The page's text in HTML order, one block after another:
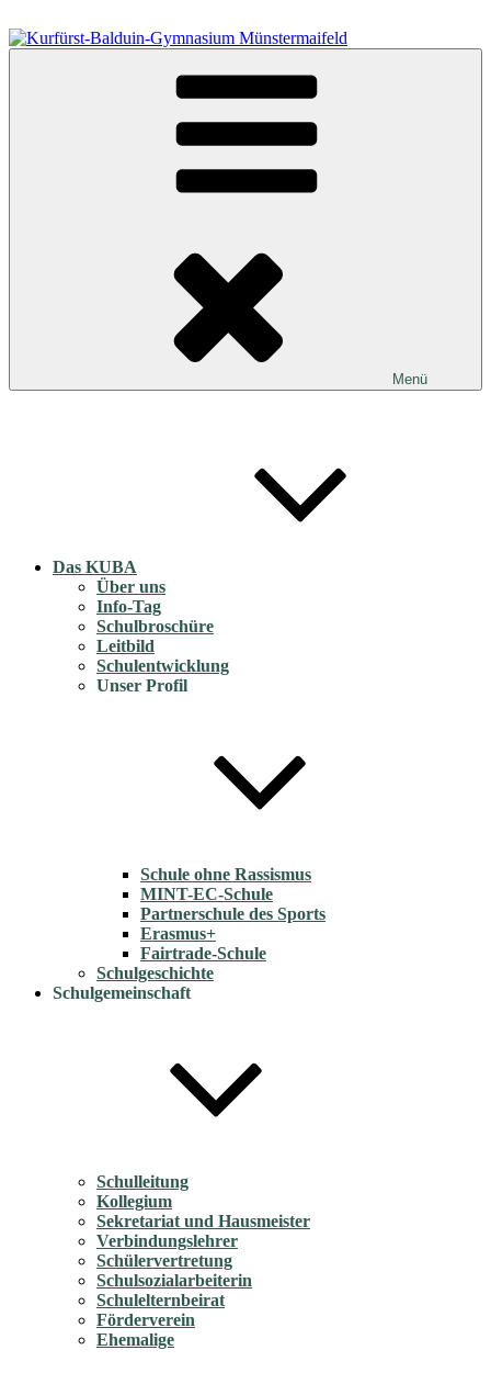
Inhalt
springen
Kurfürst-Balduin-Gymnasium Münstermaifeld
Menü
Das KUBA
Über uns
Info-Tag
Schulbroschüre
Leitbild
Schulentwicklung
Unser Profil
Schule ohne Rassismus
MINT-EC-Schule
Partnerschule des Sports
Erasmus+
Fairtrade-Schule
Schulgeschichte
Schulgemeinschaft
Schulleitung
Kollegium
Sekretariat und Hausmeister
Verbindungslehrer
Schülervertretung
Schulsozialarbeiterin
Schulelternbeirat
Förderverein
Ehemalige